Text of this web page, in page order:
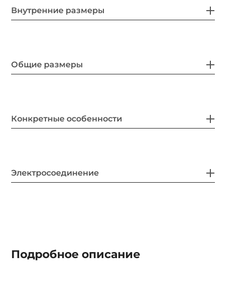
Внутренние размеры
Общие размеры
Конкретные особенности
Электросоединение
Подробное описание